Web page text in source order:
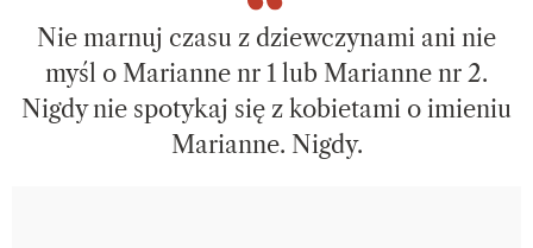
Nie marnuj czasu z dziewczynami ani nie
myśl o Marianne nr 1 lub Marianne nr 2.
Nigdy nie spotykaj się z kobietami o imieniu
Marianne. Nigdy.